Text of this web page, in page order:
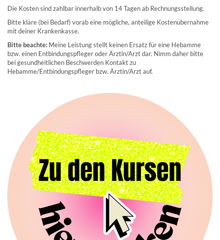
Die Kosten sind zahlbar innerhalb von 14 Tagen ab Rechnungsstellung.
Bitte kläre (bei Bedarf) vorab eine mögliche, anteilige Kostenübernahme
mit deiner Krankenkasse.
Bitte beachte: Meine Leistung stellt keinen Ersatz für eine Hebamme
bzw. einen Entbindungspfleger oder Ärztin/Arzt dar. Nimm daher bitte
bei gesundheitlichen Beschwerden Kontakt zu
Hebamme/Entbindungspfleger bzw. Ärztin/Arzt auf.